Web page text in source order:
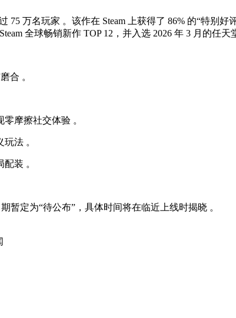
万名玩家 。该作在 Steam 上获得了 86% 的“特别好
全球畅销新作 TOP 12，并入选 2026 年 3 月的任天
合 。
摩擦社交体验 。
法 。
装 。
暂定为“待公布”，具体时间将在临近上线时揭晓 。